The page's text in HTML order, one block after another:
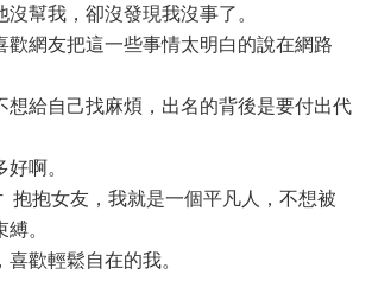
幫我，卻沒發現我沒事了。
歡網友把這一些事情太明白的說在網路
想給自己找麻煩，出名的背後是要付出代
啊。
抱女友，我就是一個平凡人，不想被
。
歡輕鬆自在的我。